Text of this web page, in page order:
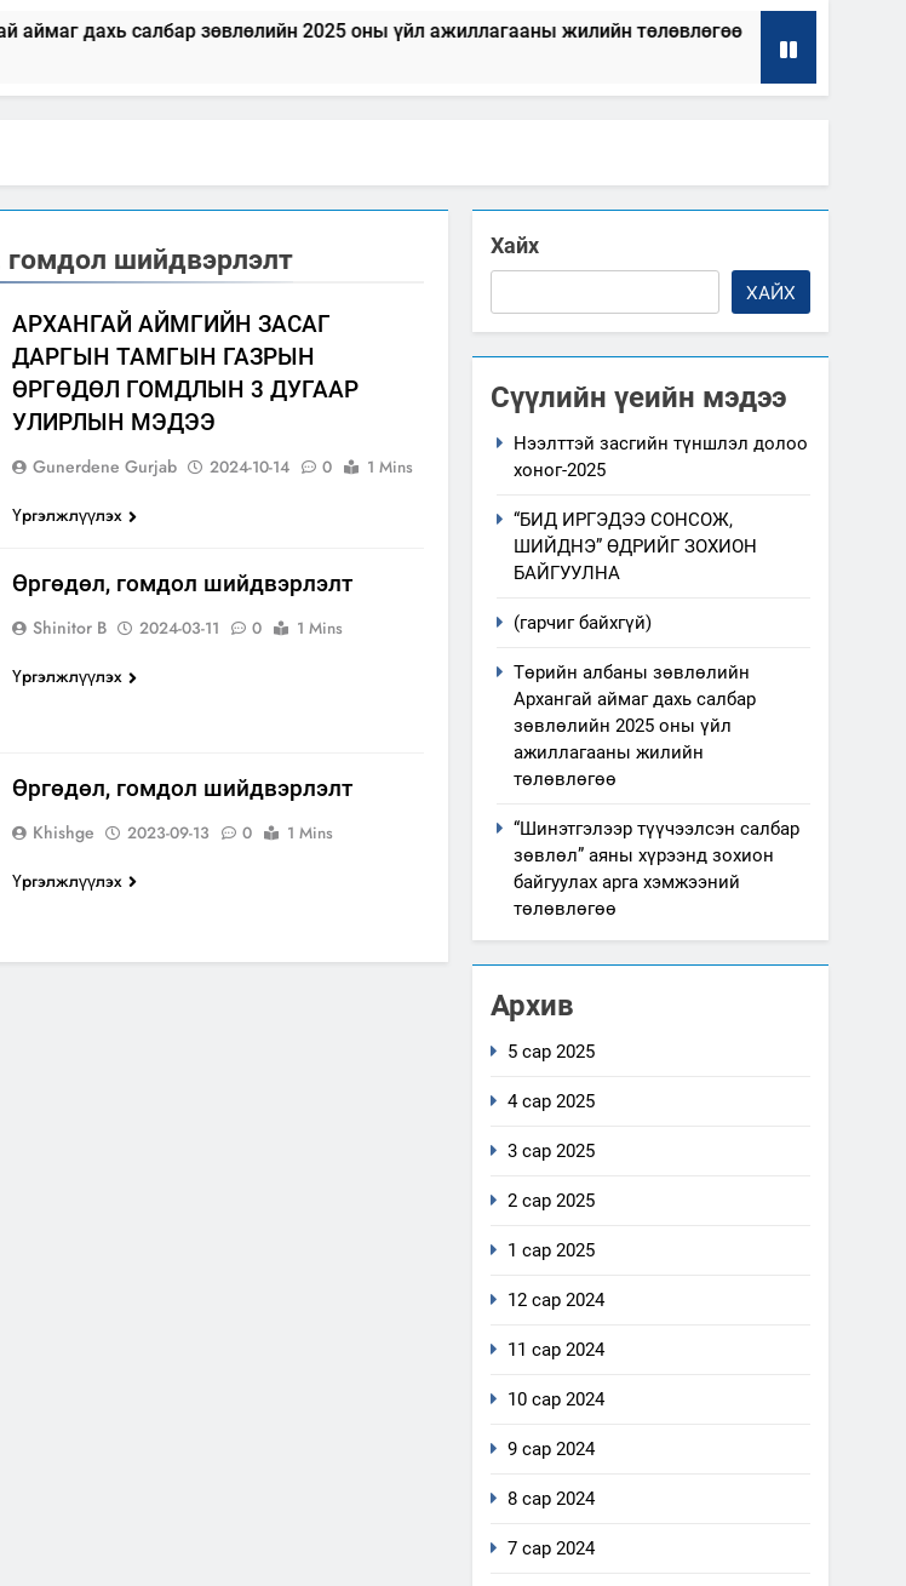
зөвлөлийн 2025 оны үйл ажиллагааны жилийн төлөвлөгөө “Шинэтгэлээр
гомдол шийдвэрлэлт
АРХАНГАЙ АЙМГИЙН ЗАСАГ
ДАРГЫН ТАМГЫН ГАЗРЫН
ӨРГӨДӨЛ ГОМДЛЫН 3 ДУГААР
УЛИРЛЫН МЭДЭЭ
Gunerdene Gurjab 2024-10-14 0 1 Mins
Үргэлжлүүлэх
Өргөдөл, гомдол шийдвэрлэлт
Shinitor B 2024-03-11 0 1 Mins
Үргэлжлүүлэх
Өргөдөл, гомдол шийдвэрлэлт
Khishge 2023-09-13 0 1 Mins
Үргэлжлүүлэх
Хайх
ХАЙХ
Сүүлийн үеийн мэдээ
Нээлттэй засгийн түншлэл долоо
хоног-2025
“БИД ИРГЭДЭЭ СОНСОЖ,
ШИЙДНЭ” ӨДРИЙГ ЗОХИОН
БАЙГУУЛНА
(гарчиг байхгүй)
Төрийн албаны зөвлөлийн
Архангай аймаг дахь салбар
зөвлөлийн 2025 оны үйл
ажиллагааны жилийн
төлөвлөгөө
“Шинэтгэлээр түүчээлсэн салбар
зөвлөл” аяны хүрээнд зохион
байгуулах арга хэмжээний
төлөвлөгөө
Архив
5 сар 2025
4 сар 2025
3 сар 2025
2 сар 2025
1 сар 2025
12 сар 2024
11 сар 2024
10 сар 2024
9 сар 2024
8 сар 2024
7 сар 2024